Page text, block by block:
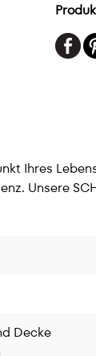
Ihres
Unsere
Decke